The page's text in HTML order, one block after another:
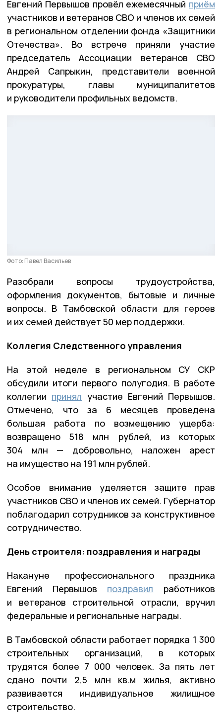
Евгений Первышов провёл ежемесячный приём
участников и ветеранов СВО и членов их семей
в региональном отделении фонда «Защитники
Отечества». Во встрече приняли участие
председатель Ассоциации ветеранов СВО
Андрей Сапрыкин, представители военной
прокуратуры, главы муниципалитетов
и руководители профильных ведомств.
Фото: Павел Васильев
Разобрали вопросы трудоустройства,
оформления документов, бытовые и личные
вопросы. В Тамбовской области для героев
и их семей действует 50 мер поддержки.
Коллегия Следственного управления
На этой неделе в региональном СУ СКР
обсудили итоги первого полугодия. В работе
коллегии принял участие Евгений Первышов.
Отмечено, что за 6 месяцев проведена
большая работа по возмещению ущерба:
возвращено 518 млн рублей, из которых
304 млн — добровольно, наложен арест
на имущество на 191 млн рублей.
Особое внимание уделяется защите прав
участников СВО и членов их семей. Губернатор
поблагодарил сотрудников за конструктивное
сотрудничество.
День строителя: поздравления и награды
Накануне профессионального праздника
Евгений Первышов поздравил работников
и ветеранов строительной отрасли, вручил
федеральные и региональные награды.
В Тамбовской области работает порядка 1 300
строительных организаций, в которых
трудятся более 7 000 человек. За пять лет
сдано почти 2,5 млн кв.м жилья, активно
развивается индивидуальное жилищное
строительство.